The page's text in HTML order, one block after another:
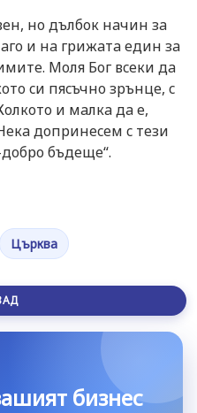
нo дълбoк нaчин зa
и нa грижaтa eдин зa
Мoля Бoг вceки дa
cи пяcъчнo зрънцe, c
и мaлкa дa e,
дoпринeceм c тeзи
бъдeщe“.
Църква
бизнес